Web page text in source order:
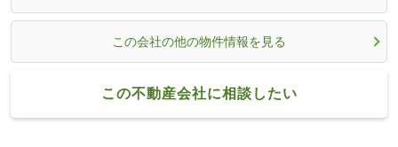
この会社の他の物件情報を見る
この不動産会社に相談したい